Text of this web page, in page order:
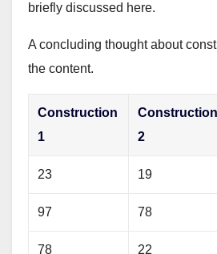
briefly discussed here.
A concluding thought about
the content.
Construction
1
Construction
2
23 19
97 78
78 22